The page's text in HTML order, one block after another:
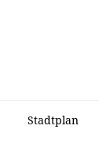
Stadtplan